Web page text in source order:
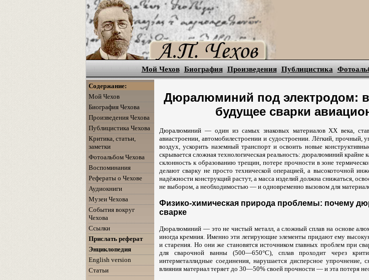
Мой Чехов Биография Произведения Публицистика
Содержание:
Мой Чехов
Биография Чехова
Произведения Чехова
Публицистика Чехова
Критика, статьи,
заметки
Фотоальбом Чехова
Воспоминания
Рефераты о Чехове
Аудиокниги
Музеи Чехова
События вокруг
Чехова
Ссылки
Прислать реферат
Энциклопедия
English version
Статьи
Дюралюминий под электродом:
будущее сварки
Дюралюминий — один из самых знаковых материалов XX века,
авиастроении, автомобилестроении и судостроении. Лёгкий, прочный,
воздух, ускорить наземный транспорт и освоить новые
скрывается сложная технологическая реальность: дюралюминий крайне
склонность к образованию трещин, потере прочности в зоне
делают сварку не просто технической операцией, а высокоточной
надёжности конструкций растут, а масса изделий должна снижаться,
не выбором, а необходимостью — и одновременно вызовом для
Физико-химическая природа проблемы: почему
сварке
Дюралюминий — это не чистый металл, а сложный сплав на основе
иногда кремния. Именно эти легирующие элементы придают ему
и старения. Но они же становятся источником главных проблем при
для сварочной ванны (500—650°C), сплав проходит через
интерметаллидные соединения, нарушается дисперсное упрочнение,
влияния материал теряет до 30—50% своей прочности — и эта потеря